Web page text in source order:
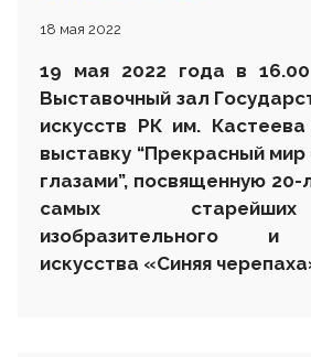
18 мая 2022
19 мая 2022 года в
Выставочный зал
искусств РК им. Кастеева
выставку “Прекрасный
глазами”, посвященную
самых
изобразительного и
искусства «Синяя